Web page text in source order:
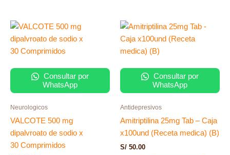
Consultar por
WhatsApp
Neurologicos
VALCOTE 500 mg
dipalvroato de sodio x
30 Comprimidos
Consultar por
WhatsApp
Antidepresivos
Amitriptilina 25mg Tab – Caja
x100und (Receta medica) (B)
S/ 50.00